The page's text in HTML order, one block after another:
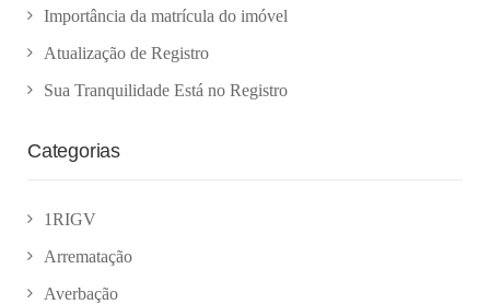
Importância da matrícula do imóvel
Atualização de Registro
Sua Tranquilidade Está no Registro
Categorias
1RIGV
Arrematação
Averbação